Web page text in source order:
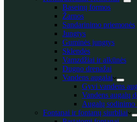
Baseinų formos
Žarnos
Sandarinimo priemonės
Jungtys
Guminės jungtys
Sklendės
Vamzdžiai ir alkūnės
Dugno drenažai
Vandens augalai
Gyvi vandens
Vandens augalų
Augalų sodinimo
Fontanai ir fontanų siurbliai